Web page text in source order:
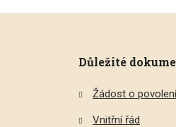
Důležité
Žádost o
Vnitřní řád